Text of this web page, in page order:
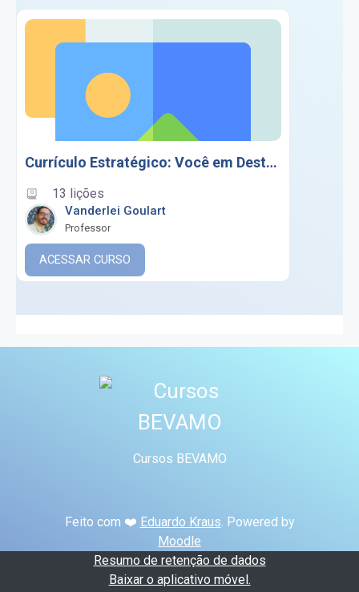
Currículo Estratégico: Você em Destaque!
13 lições
Vanderlei Goulart
Professor
ACESSAR CURSO
Cursos BEVAMO
Feito com ❤️ Eduardo Kraus. Powered by
Moodle
Resumo de retenção de dados
Baixar o aplicativo móvel.